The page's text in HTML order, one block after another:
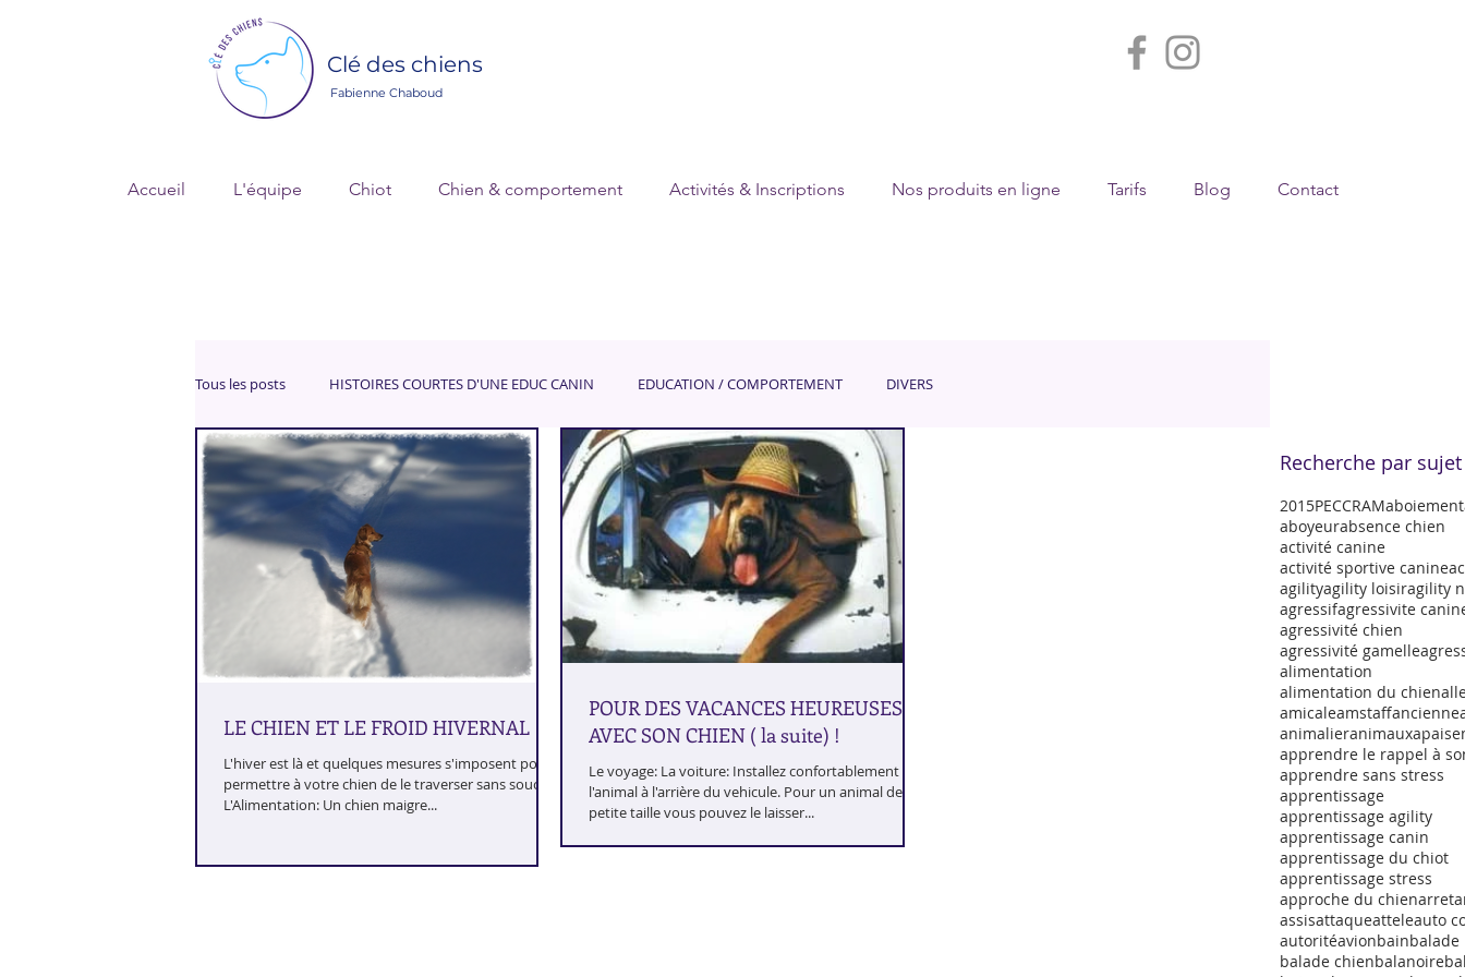
Clé des chiens
Fabienne Chaboud
Accueil L'équipe Chiot Chien & comportement Activités & Inscriptions Nos produits en ligne Tarifs Blog Contact
Tous les posts HISTOIRES COURTES D'UNE EDUC CANIN EDUCATION / COMPORTEMENT DIVERS
LE CHIEN ET LE FROID HIVERNAL
L'hiver est là et quelques mesures s'imposent pour
permettre à votre chien de le traverser sans soucis !
L'Alimentation: Un chien maigre...
POUR DES VACANCES HEUREUSES
AVEC SON CHIEN ( la suite) !
Le voyage: La voiture: Installez confortablement
l'animal à l'arrière du vehicule. Pour un animal de
petite taille vous pouvez le laisser...
Recherche par sujet
2015PECCRAMaboiement
aboyeurabsence chien
activité canine
activité sportive canine
agilityagility loisiragility
agressifagressivite
agressivité chien
agressivité gamelle
alimentation
alimentation du chien
amicaleamstaffancienne
animalieranimaux
apprendre le rappel à
apprendre sans stress
apprentissage
apprentissage agility
apprentissage canin
apprentissage du chiot
apprentissage stress
approche du chienarret
assisattaqueatteleauto
autoritéavionbainbalade
balade chienbalanoire